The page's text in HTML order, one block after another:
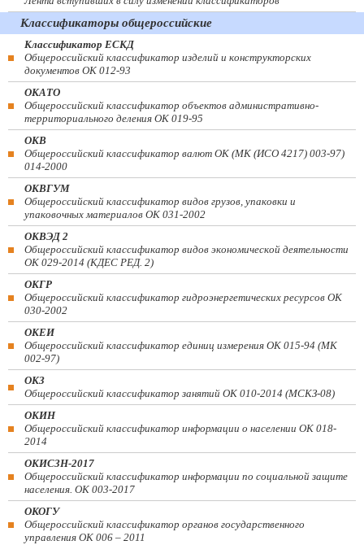
Классификаторы общероссийские
Классификатор ЕСКД
Общероссийский классификатор изделий и конструкторских
документов ОК 012-93
ОКАТО
Общероссийский классификатор объектов административно-
территориального деления ОК 019-95
ОКВ
Общероссийский классификатор валют ОК (МК (ИСО 4217) 003-97)
014-2000
ОКВГУМ
Общероссийский классификатор видов грузов, упаковки и
упаковочных материалов ОК 031-2002
ОКВЭД 2
Общероссийский классификатор видов экономической деятельности
ОК 029-2014 (КДЕС РЕД. 2)
ОКГР
Общероссийский классификатор гидроэнергетических ресурсов ОК
030-2002
ОКЕИ
Общероссийский классификатор единиц измерения ОК 015-94 (МК
002-97)
ОКЗ
Общероссийский классификатор занятий ОК 010-2014 (МСКЗ-08)
ОКИН
Общероссийский классификатор информации о населении ОК 018-
2014
ОКИСЗН-2017
Общероссийский классификатор информации по социальной защите
населения. ОК 003-2017
ОКОГУ
Общероссийский классификатор органов государственного
управления ОК 006 – 2011